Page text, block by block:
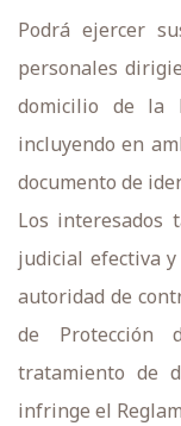
Podrá ejercer
personales
domicilio de la
incluyendo en
documento de
Los interesados
judicial efectiva
autoridad de
de Protección
tratamiento de
infringe el